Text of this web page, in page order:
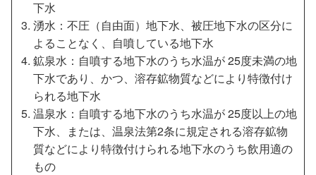
下水
湧水：不圧（自由面）地下水、被圧地下水の区分に
よることなく、自噴している地下水
鉱泉水：自噴する地下水のうち水温が 25度未満の地
下水であり、かつ、溶存鉱物質などにより特徴付け
られる地下水
温泉水：自噴する地下水のうち水温が 25度以上の地
下水、または、温泉法第2条に規定される溶存鉱物
質などにより特徴付けられる地下水のうち飲用適の
もの